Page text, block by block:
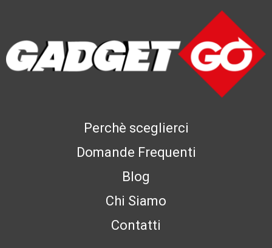
Perchè sceglierci
Domande Frequenti
Blog
Chi Siamo
Contatti